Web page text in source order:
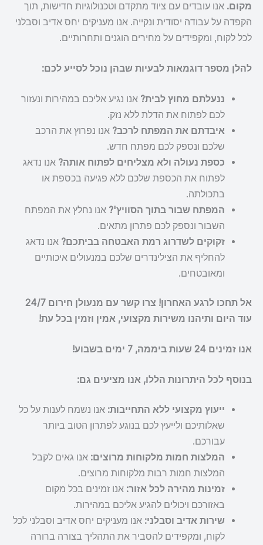
מקום. אנו עובדים עם ציוד מתקדם וטכנולוגיות חדישות, תוך
הקפדה על עבודה יסודית ונקייה. אנו מעניקים יחס אדיב וסבלני
לכל לקוח, ומקפידים על מחירים הוגנים ותחרותיים.
להלן מספר דוגמאות לבעיות שבהן נוכל לסייע לכם:
ננעלתם מחוץ לבית? אנו נגיע אליכם במהירות ונעזור
לכם לפתוח את הדלת ללא נזק.
איבדתם את המפתח לרכב? אנו נפרוץ את הרכב
שלכם ונספק לכם מפתח חדש.
כספת נעולה ולא מצליחים לפתוח אותה? אנו נדאג
לפתוח את הכספת שלכם ללא פגיעה בכספת או
בתכולתה.
המפתח שבור בתוך הסוויץ'? אנו נחלץ את המפתח
השבור ונספק לכם פתרון מתאים.
זקוקים לשדרוג רמת האבטחה בביתכם? אנו נדאג
להחליף את הצילינדרים שלכם במנעולים איכותיים
ומאובטחים.
אל תחכו לרגע האחרון! צרו קשר עם מנעולן חירום 24/7
עוד היום ותיהנו משירות מקצועי, אמין וזמין בכל עת!
אנו זמינים 24 שעות ביממה, 7 ימים בשבוע!
בנוסף לכל היתרונות הללו, אנו מציעים גם:
ייעוץ מקצועי ללא התחייבות: אנו נשמח לענות על כל
שאלותיכם ולייעץ לכם בנוגע לפתרון הטוב ביותר
עבורכם.
המלצות חמות מלקוחות מרוצים: אנו גאים לקבל
המלצות חמות רבות מלקוחות מרוצים.
זמינות מהירה לכל אזור: אנו זמינים בכל מקום
באזורכם ויכולים להגיע אליכם במהירות.
שירות אדיב וסבלני: אנו מעניקים יחס אדיב וסבלני לכל
לקוח, ומקפידים להסביר את התהליך בצורה ברורה